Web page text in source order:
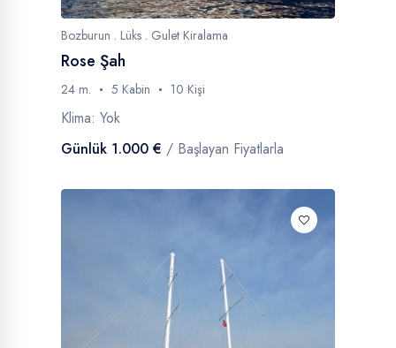
Bozburun . Lüks . Gulet Kiralama
Rose Şah
24 m. 5 Kabin 10 Kişi
Klima: Yok
Günlük 1.000 € / Başlayan Fiyatlarla